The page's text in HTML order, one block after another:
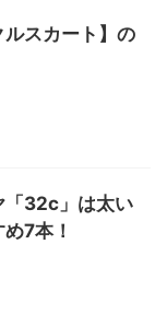
ルスカート】の
「32c」は太い
7本！